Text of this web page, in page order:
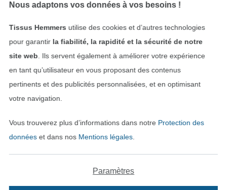
Nederlands
Passer à la boutique
Nous adaptons vos données à vos besoins !
Tissus Hemmers utilise des cookies et d’autres technologies
pour garantir la fiabilité, la rapidité et la sécurité de notre
site web . Ils servent également à améliorer votre expérience
en tant qu’utilisateur en vous proposant des contenus
pertinents et des publicités personnalisées, et en optimisant
votre navigation.
Vous trouverez plus d’informations dans notre Protection des
donnéeset dans nos Mentions légales.
Paramètres